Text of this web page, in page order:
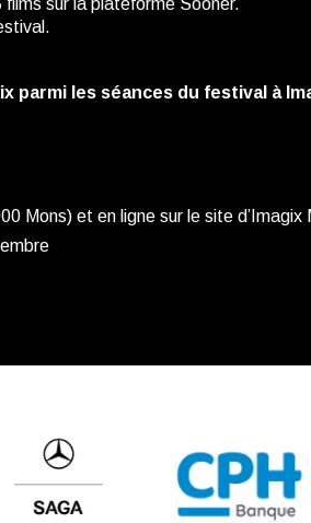
parmi les séances du festival à
Mons) et en ligne sur le site d’Imagix